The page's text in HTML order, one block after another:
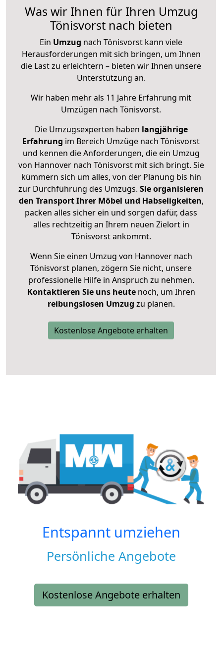
Was wir Ihnen für Ihren Umzug
Tönisvorst nach bieten
Ein Umzug nach Tönisvorst kann viele
Herausforderungen mit sich bringen, um Ihnen
die Last zu erleichtern – bieten wir Ihnen unsere
Unterstützung an.
Wir haben mehr als 11 Jahre Erfahrung mit
Umzügen nach Tönisvorst.
Die Umzugsexperten haben langjährige
Erfahrung im Bereich Umzüge nach Tönisvorst
und kennen die Anforderungen, die ein Umzug
von Hannover nach Tönisvorst mit sich bringt. Sie
kümmern sich um alles, von der Planung bis hin
zur Durchführung des Umzugs. Sie organisieren
den Transport Ihrer Möbel und Habseligkeiten,
packen alles sicher ein und sorgen dafür, dass
alles rechtzeitig an Ihrem neuen Zielort in
Tönisvorst ankommt.
Wenn Sie einen Umzug von Hannover nach
Tönisvorst planen, zögern Sie nicht, unsere
professionelle Hilfe in Anspruch zu nehmen.
Kontaktieren Sie uns heutenoch, um Ihren
reibungslosen Umzug zu planen.
Kostenlose Angebote erhalten
Entspannt umziehen
Persönliche Angebote
Kostenlose Angebote erhalten